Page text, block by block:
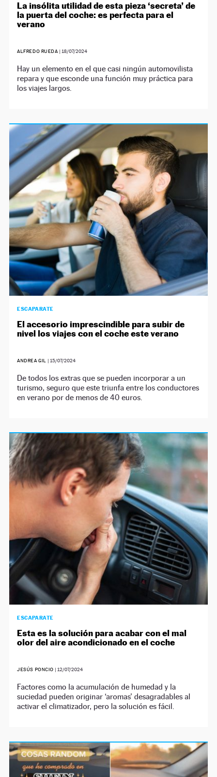
La insólita utilidad de esta pieza ‘secreta’ de
la puerta del coche: es perfecta para el
verano
ALFREDO RUEDA | 18/07/2024
Hay un elemento en el que casi ningún automovilista
repara y que esconde una función muy práctica para
los viajes largos.
ESCAPARATE
El accesorio imprescindible para subir de
nivel los viajes con el coche este verano
ANDREA GIL | 15/07/2024
De todos los extras que se pueden incorporar a un
turismo, seguro que este triunfa entre los conductores
en verano por de menos de 40 euros.
ESCAPARATE
Esta es la solución para acabar con el mal
olor del aire acondicionado en el coche
JESÚS PONCIO |12/07/2024
Factores como la acumulación de humedad y la
suciedad pueden originar ‘aromas’ desagradables al
activar el climatizador, pero la solución es fácil.